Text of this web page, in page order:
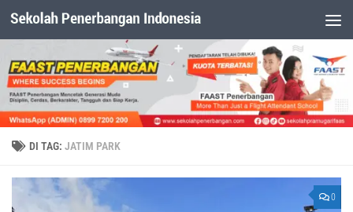
Dibawah Konten
DI TAG: JATIM PARK
0